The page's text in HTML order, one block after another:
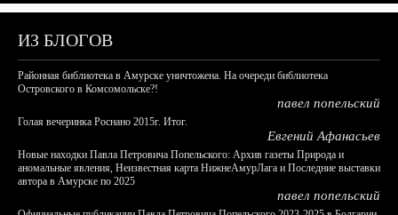
ИЗ БЛОГОВ
Районная библиотека в Амурске уничтожена. На очереди библиотека
Островского в Комсомольске?!
павел попельский
Голая вечеринка Роснано 2015г. Итог.
Евгений Афанасьев
Новые находки Павла Петровича Попельского: Архив газеты Природа и
аномальные явления, Неизвестная карта НижнеАмурЛага и Последние выставки
автора в Амурске по 2025
павел попельский